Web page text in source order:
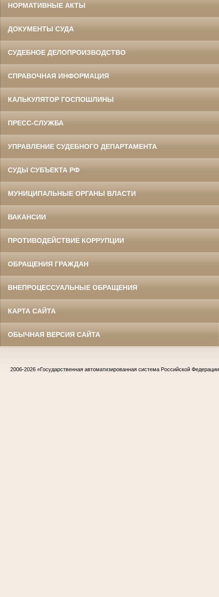
НОРМАТИВНЫЕ АКТЫ
ДОКУМЕНТЫ СУДА
СУДЕБНОЕ ДЕЛОПРОИЗВОДСТВО
СПРАВОЧНАЯ ИНФОРМАЦИЯ
КАЛЬКУЛЯТОР ГОСПОШЛИНЫ
ПРЕСС-СЛУЖБА
УПРАВЛЕНИЕ СУДЕБНОГО ДЕПАРТАМЕНТА
СУДЫ СУБЪЕКТА РФ
МУНИЦИПАЛЬНЫЕ ОРГАНЫ ВЛАСТИ
ВАКАНСИИ
ПРОТИВОДЕЙСТВИЕ КОРРУПЦИИ
ОБРАЩЕНИЯ ГРАЖДАН
ВНЕПРОЦЕССУАЛЬНЫЕ ОБРАЩЕНИЯ
КАРТА САЙТА
ОБЫЧНАЯ ВЕРСИЯ САЙТА
2006-2026 «Государственная автоматизированная система Российской